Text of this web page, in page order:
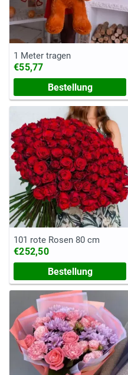
1 Meter tragen
€55,77
Bestellung
101 rote Rosen 80 cm
€252,50
Bestellung